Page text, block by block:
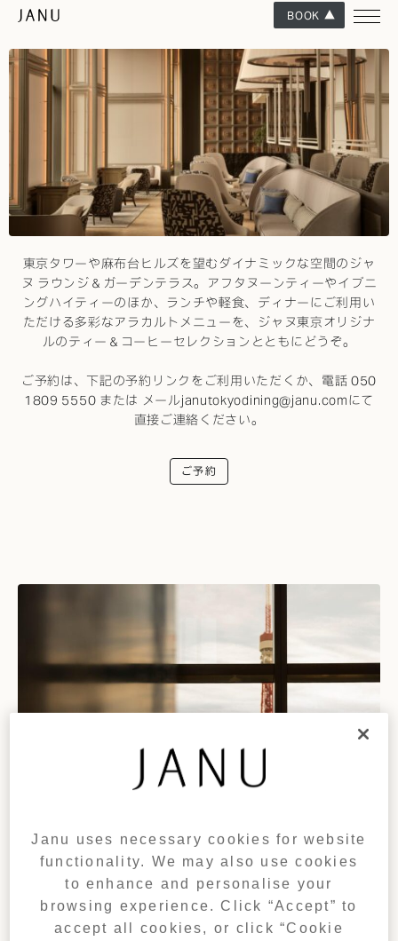
BOOK
ダイニングラウンジ
JANU LOUNGE &
GARDEN TERRACE
東京タワーや麻布台ヒルズを望むダイナミックな空間のジャ
ヌ ラウンジ＆ガーデンテラス。アフタヌーンティーやイブニ
ングハイティーのほか、ランチや軽食、ディナーにご利用い
ただける多彩なアラカルトメニューを、ジャヌ東京オリジナ
ルのティー＆コーヒーセレクションとともにどうぞ。
ご予約は、下記の予約リンクをご利用いただくか、電話050
1809 5550 または メールjanutokyodining@janu.comにて
直接ご連絡ください。
ご予約
Janu uses necessary cookies for website
functionality. We may also use cookies
to enhance and personalise your
browsing experience. Click “Accept” to
accept all cookies, or click “Cookie